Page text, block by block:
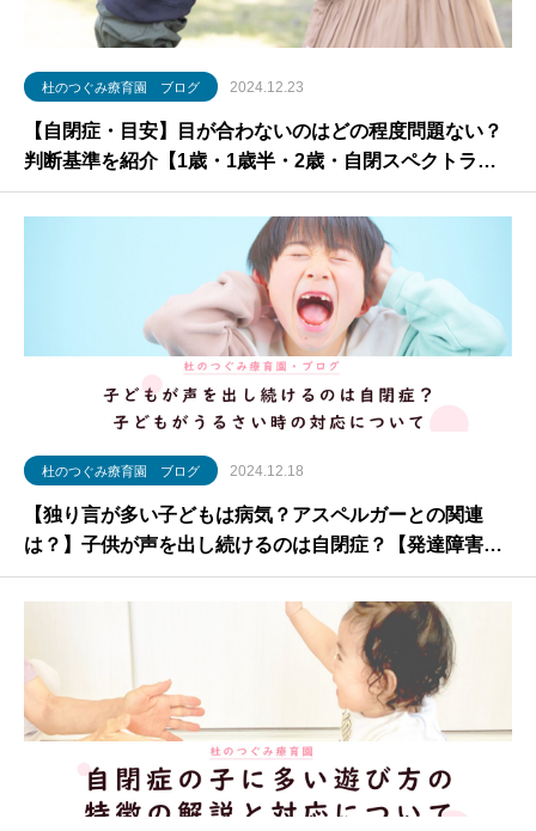
杜のつぐみ療育園 ブログ 2024.12.23
【自閉症・目安】目が合わないのはどの程度問題ない？
判断基準を紹介【1歳・1歳半・2歳・自閉スペクトラム
症】
杜のつぐみ療育園 ブログ 2024.12.18
【独り言が多い子どもは病気？アスペルガーとの関連
は？】子供が声を出し続けるのは自閉症？【発達障害・
adhd・奇声・うるさい時の対応】